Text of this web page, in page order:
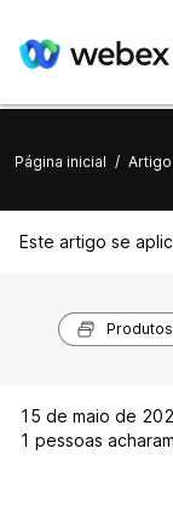
Página inicial / Artigo
Este artigo se
Produtos
15 de maio de
1 pessoas